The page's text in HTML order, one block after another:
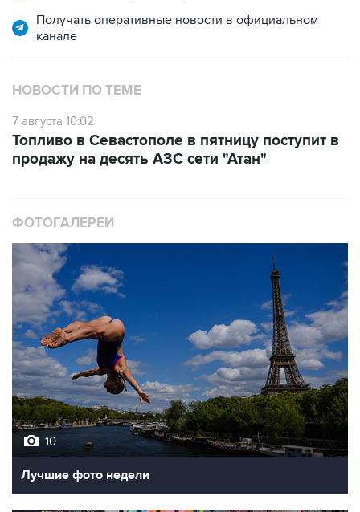
Получать оперативные новости в официальном
канале
НОВОСТИ ПО ТЕМЕ
7 августа 10:02
Топливо в Севастополе в пятницу поступит в
продажу на десять АЗС сети "Атан"
ФОТОГАЛЕРЕИ
10
Лучшие фото недели